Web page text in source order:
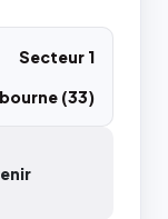
Secteur 1
(33)